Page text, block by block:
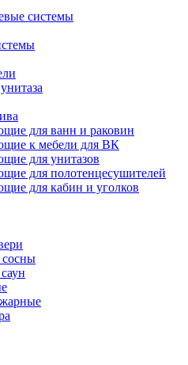
системы
для ванн и раковин
к мебели для ВК
для унитазов
для полотенцесушителей
для кабин и уголков
сосны